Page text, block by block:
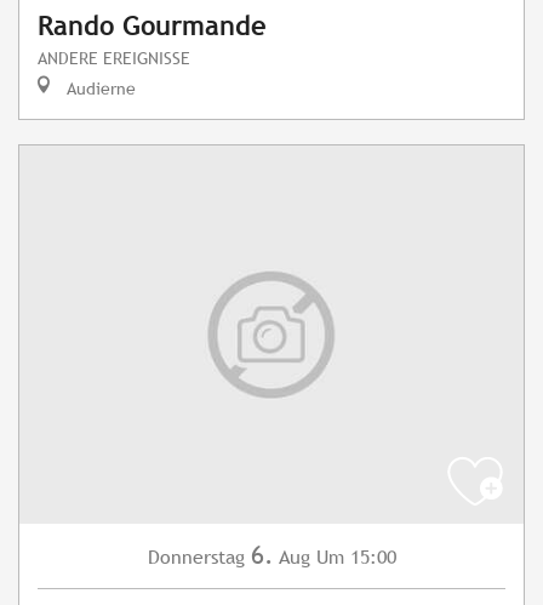
Rando Gourmande
ANDERE EREIGNISSE
Audierne
Donnerstag 6. Aug Um 15:00